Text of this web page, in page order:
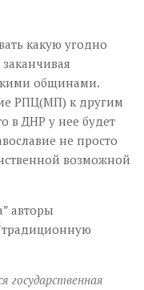
какую угодно
общинами.
РПЦ(МП) к другим
в ДНР у нее будет
не просто
возможной
авторы
государственная